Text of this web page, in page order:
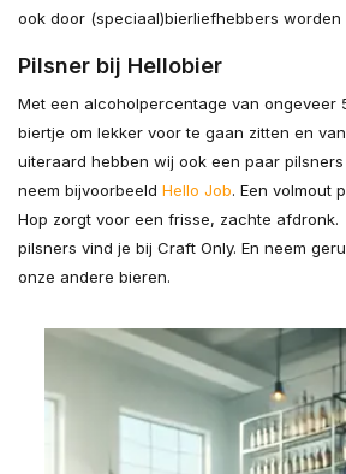
ook door (speciaal)bierliefhebbers worden
Pilsner bij Hellobier
Met een alcoholpercentage van ongeveer
biertje om lekker voor te gaan zitten en
uiteraard hebben wij ook een paar
neem bijvoorbeeld Hello Job. Een volmout
Hop zorgt voor een frisse, zachte
pilsners vind je bij Craft Only. En neem
onze andere bieren.